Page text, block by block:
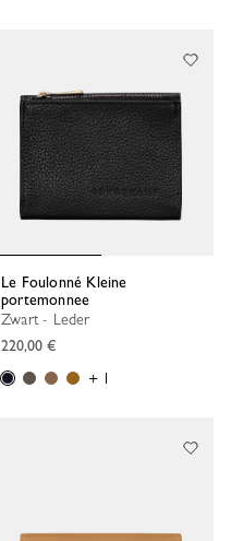
Le Foulonné Kleine
portemonnee
Zwart - Leder
220,00 €
+ 1